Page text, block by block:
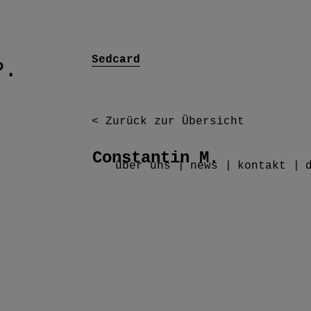
Sedcard
< Zurück zur Übersicht
über uns news kontakt
Constantin M.